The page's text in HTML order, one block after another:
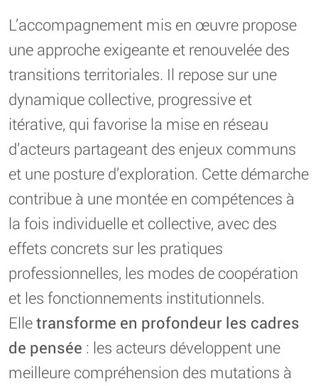
L’accompagnement mis en œuvre propose
une approche exigeante et renouvelée des
transitions territoriales. Il repose sur une
dynamique collective, progressive et
itérative, qui favorise la mise en réseau
d’acteurs partageant des enjeux communs
et une posture d’exploration. Cette démarche
contribue à une montée en compétences à
la fois individuelle et collective, avec des
effets concrets sur les pratiques
professionnelles, les modes de coopération
et les fonctionnements institutionnels.
Elletransforme en profondeur les cadres
de pensée : les acteurs développent une
meilleure compréhension des mutations à